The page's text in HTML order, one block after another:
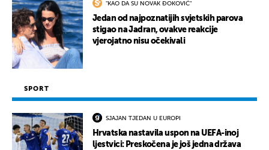
"KAO DA SU NOVAK ĐOKOVIĆ"
Jedan od najpoznatijih svjetskih parova
stigao na Jadran, ovakve reakcije
vjerojatno nisu očekivali
SPORT
SJAJAN TJEDAN U EUROPI
Hrvatska nastavila uspon na UEFA-inoj
ljestvici: Preskočena je još jedna država